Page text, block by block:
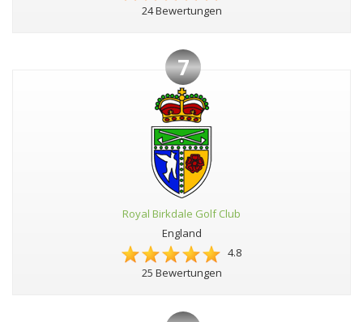
24 Bewertungen
7
Royal Birkdale Golf Club
England
4.8
25 Bewertungen